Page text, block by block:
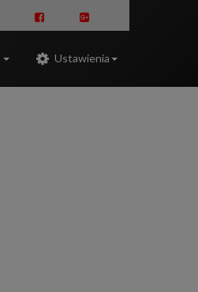
Ustawienia